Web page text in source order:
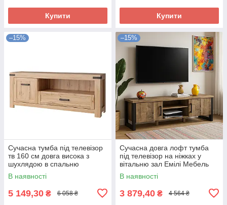
Купити Купити
–15%
Сучасна тумба під телевізор
тв 160 см довга висока з
шухлядою в спальню
вітальню зал Мортіз Мебель
Сервіс
В наявності
5 149,30 ₴ 6 058 ₴
–15%
Сучасна довга лофт тумба
під телевізор на ніжках у
вітальню зал Емілі Мебель
Сервіс 166 см
В наявності
3 879,40 ₴ 4 564 ₴